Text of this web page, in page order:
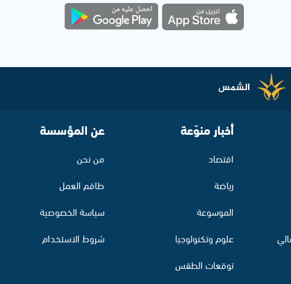
أخبار منوّعة
اقتصاد
رياضة
الموسوعة
علوم وتكنولوجيا
توقعات الطقس
عن المؤسسة
من نحن
طاقم العمل
سياسة الخصوصية
شروط الاستخدام